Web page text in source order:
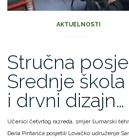
AKTUELNOSTI
Stručna
Srednje
i drvni dizajn…
Učenici četvrtog razreda, smjer šumarski
Daria Pintarića posjetili Lovačko udruženje